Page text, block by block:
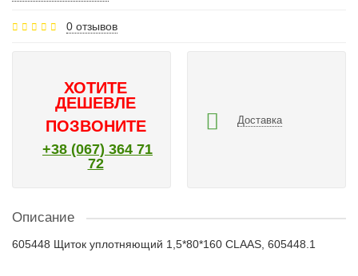
0 отзывов
ХОТИТЕ
ДЕШЕВЛЕ
ПОЗВОНИТЕ
+38 (067) 364 71
72
Доставка
Описание
605448 Щиток уплотняющий 1,5*80*160 CLAAS, 605448.1